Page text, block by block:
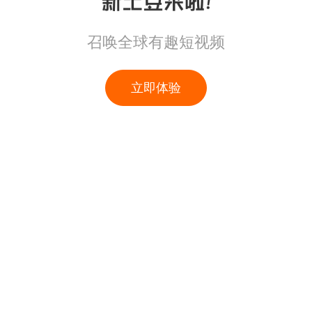
召唤全球有趣短视频
立即体验